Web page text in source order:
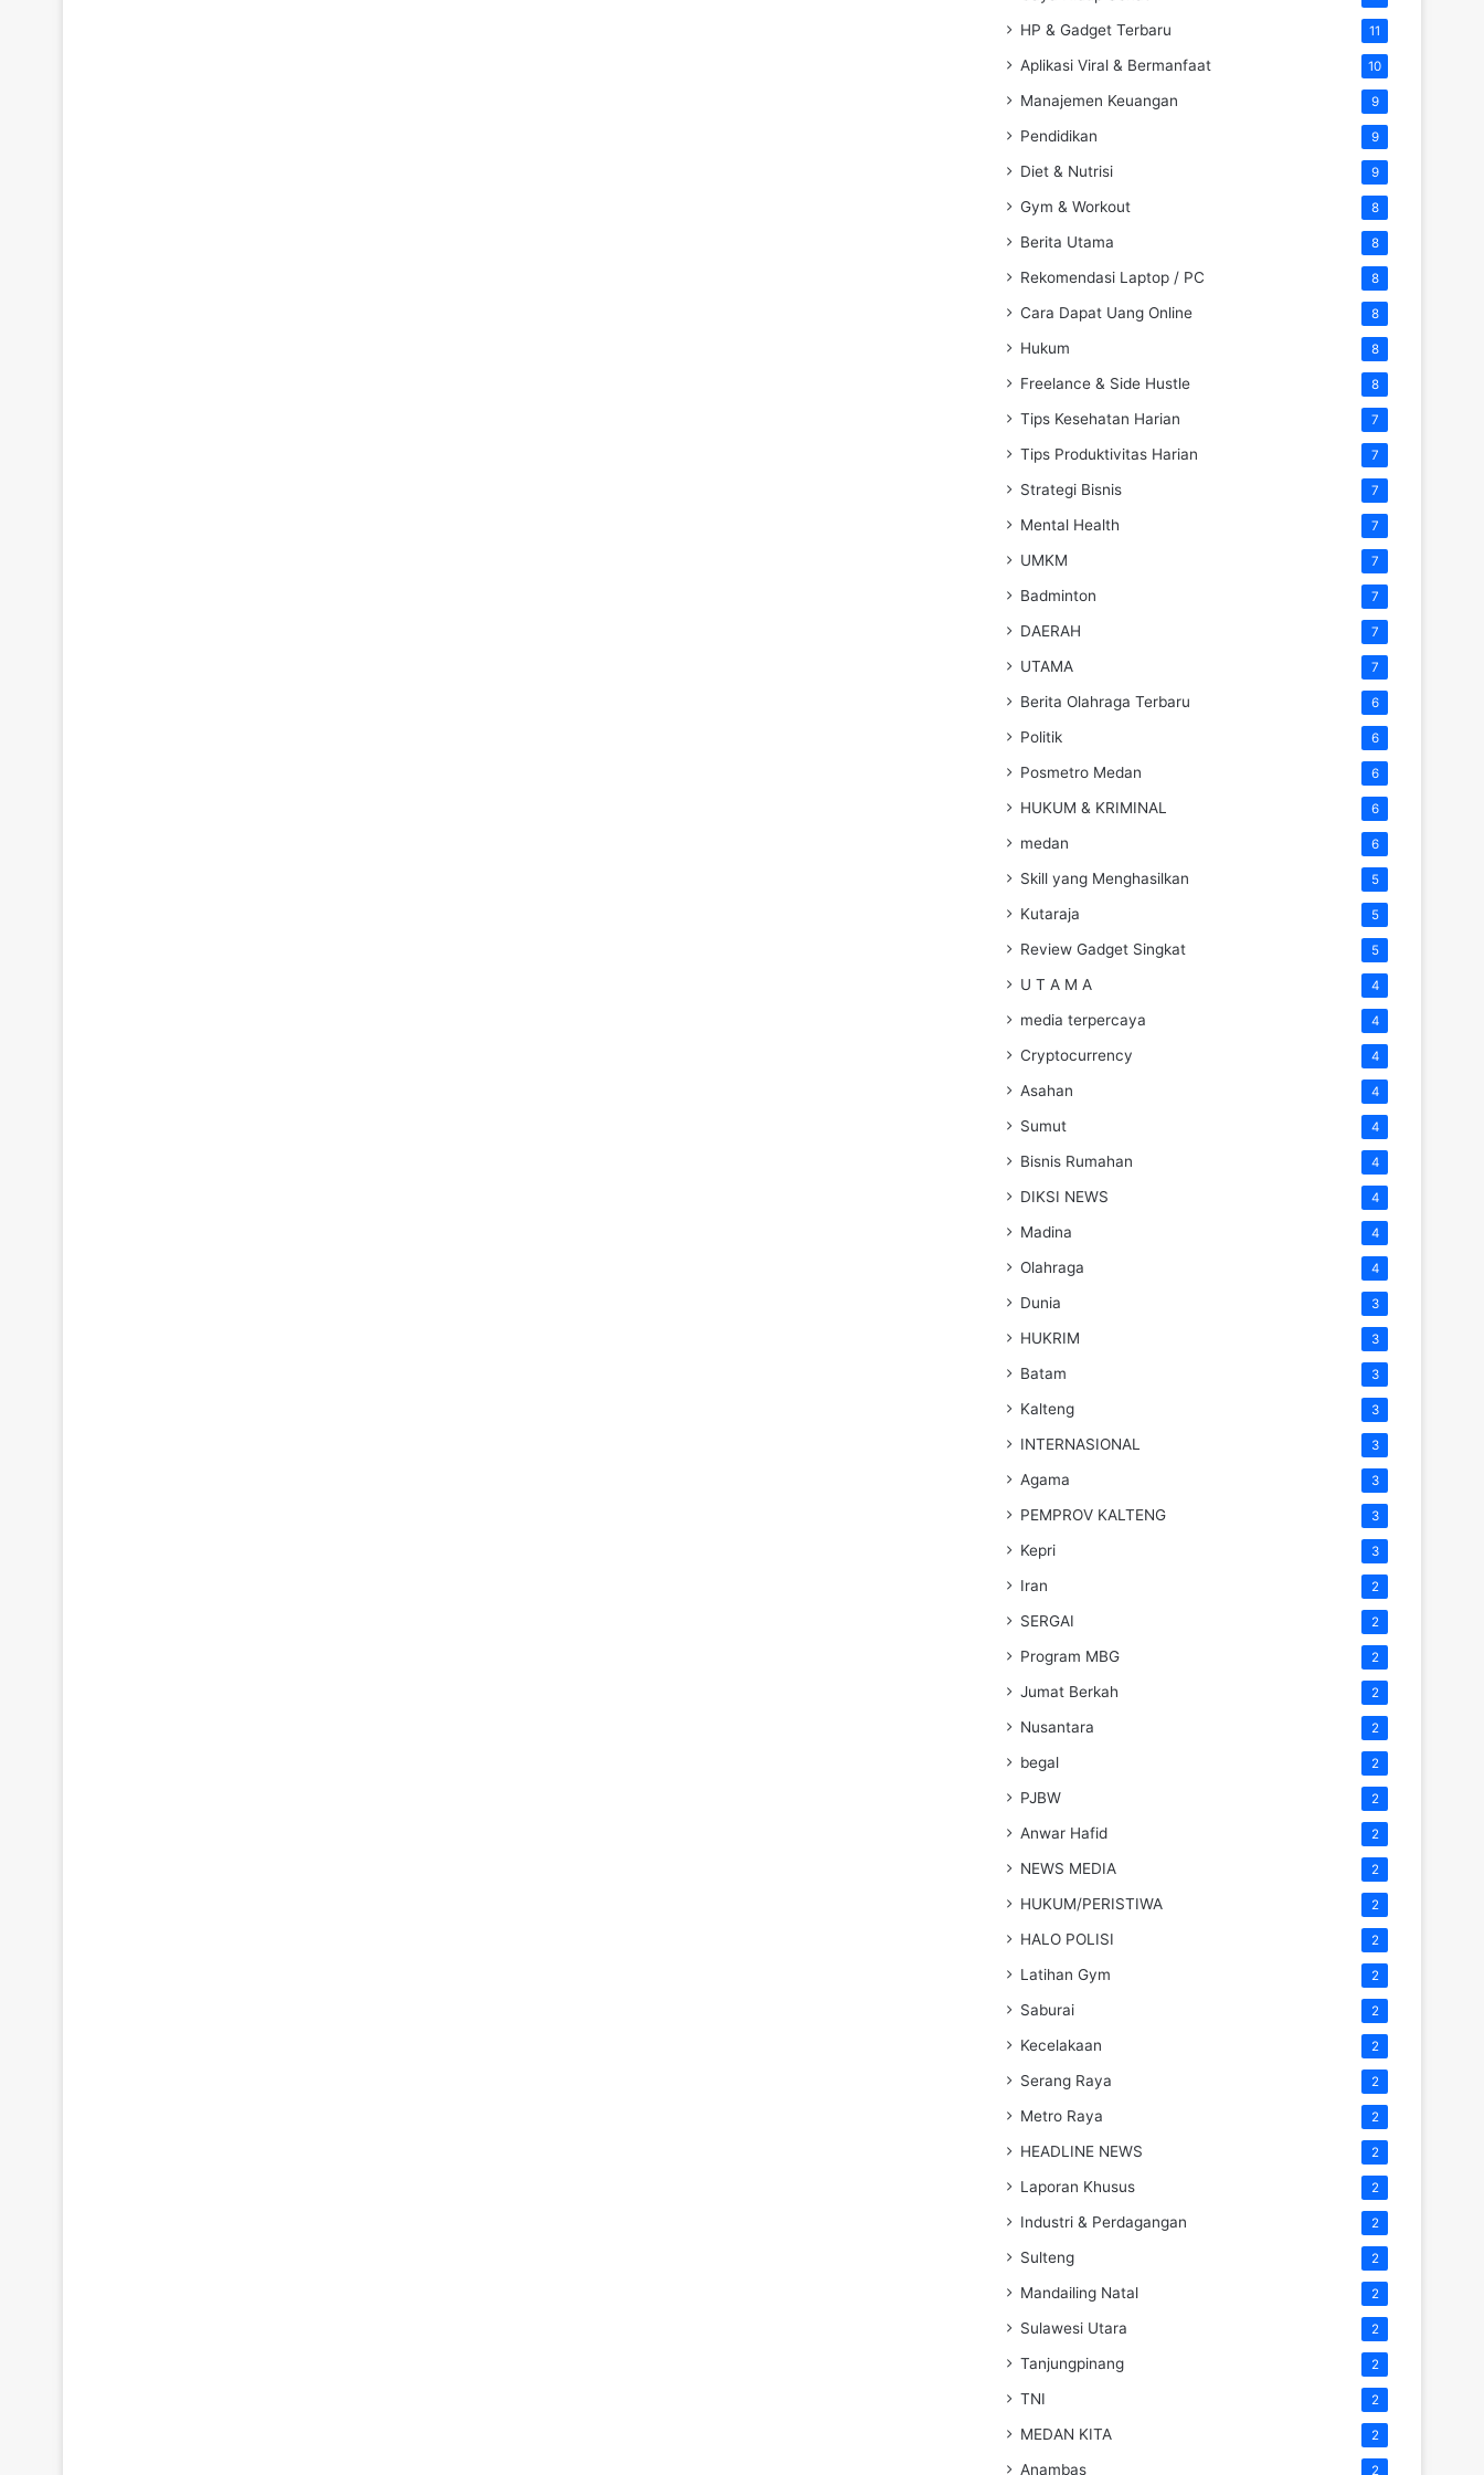
HP & Gadget Terbaru 11
Aplikasi Viral & Bermanfaat 10
Manajemen Keuangan 9
Pendidikan 9
Diet & Nutrisi 9
Gym & Workout 8
Berita Utama 8
Rekomendasi Laptop / PC 8
Cara Dapat Uang Online 8
Hukum 8
Freelance & Side Hustle 8
Tips Kesehatan Harian 7
Tips Produktivitas Harian 7
Strategi Bisnis 7
Mental Health 7
UMKM 7
Badminton 7
DAERAH 7
UTAMA 7
Berita Olahraga Terbaru 6
Politik 6
Posmetro Medan 6
HUKUM & KRIMINAL 6
medan 6
Skill yang Menghasilkan 5
Kutaraja 5
Review Gadget Singkat 5
U T A M A 4
media terpercaya 4
Cryptocurrency 4
Asahan 4
Sumut 4
Bisnis Rumahan 4
DIKSI NEWS 4
Madina 4
Olahraga 4
Dunia 3
HUKRIM 3
Batam 3
Kalteng 3
INTERNASIONAL 3
Agama 3
PEMPROV KALTENG 3
Kepri 3
Iran 2
SERGAI 2
Program MBG 2
Jumat Berkah 2
Nusantara 2
begal 2
PJBW 2
Anwar Hafid 2
NEWS MEDIA 2
HUKUM/PERISTIWA 2
HALO POLISI 2
Latihan Gym 2
Saburai 2
Kecelakaan 2
Serang Raya 2
Metro Raya 2
HEADLINE NEWS 2
Laporan Khusus 2
Industri & Perdagangan 2
Sulteng 2
Mandailing Natal 2
Sulawesi Utara 2
Tanjungpinang 2
TNI 2
MEDAN KITA 2
Anambas 2